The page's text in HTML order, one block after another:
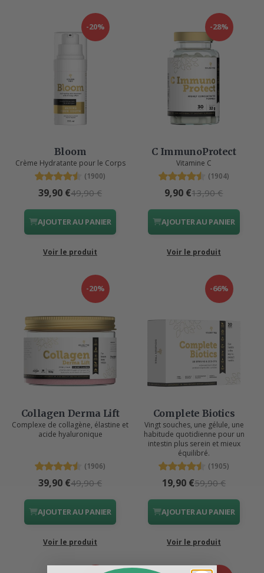
-20%
Bloom
Crème Hydratante pour le Corps
(1900)
39,90 €49,90 €
AJOUTER AU PANIER
Voir le produit
-28%
C ImmunoProtect
Vitamine C
(1904)
9,90 €13,90 €
AJOUTER AU PANIER
Voir le produit
-20%
Collagen Derma Lift
Complexe de collagène, élastine et
acide hyaluronique
(1906)
39,90 €49,90 €
AJOUTER AU PANIER
Voir le produit
-66%
Complete Biotics
Vingt souches, une gélule, une
habitude quotidienne pour un
intestin plus serein et mieux
équilibré.
(1905)
19,90 €59,90 €
AJOUTER AU PANIER
Voir le produit